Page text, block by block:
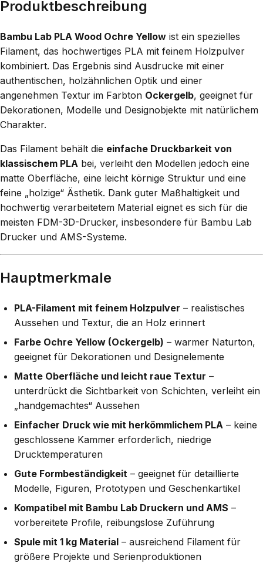
Produktbeschreibung
Bambu Lab PLA Wood Ochre Yellow ist ein spezielles
Filament, das hochwertiges PLA mit feinem Holzpulver
kombiniert. Das Ergebnis sind Ausdrucke mit einer
authentischen, holzähnlichen Optik und einer
angenehmen Textur im Farbton Ockergelb, geeignet für
Dekorationen, Modelle und Designobjekte mit natürlichem
Charakter.
Das Filament behält die einfache Druckbarkeit von
klassischem PLA bei, verleiht den Modellen jedoch eine
matte Oberfläche, eine leicht körnige Struktur und eine
feine „holzige“ Ästhetik. Dank guter Maßhaltigkeit und
hochwertig verarbeitetem Material eignet es sich für die
meisten FDM-3D-Drucker, insbesondere für Bambu Lab
Drucker und AMS-Systeme.
Hauptmerkmale
PLA-Filament mit feinem Holzpulver – realistisches
Aussehen und Textur, die an Holz erinnert
Farbe Ochre Yellow (Ockergelb) – warmer Naturton,
geeignet für Dekorationen und Designelemente
Matte Oberfläche und leicht raue Textur –
unterdrückt die Sichtbarkeit von Schichten, verleiht ein
„handgemachtes“ Aussehen
Einfacher Druck wie mit herkömmlichem PLA – keine
geschlossene Kammer erforderlich, niedrige
Drucktemperaturen
Gute Formbeständigkeit – geeignet für detaillierte
Modelle, Figuren, Prototypen und Geschenkartikel
Kompatibel mit Bambu Lab Druckern und AMS –
vorbereitete Profile, reibungslose Zuführung
Spule mit 1 kg Material – ausreichend Filament für
größere Projekte und Serienproduktionen